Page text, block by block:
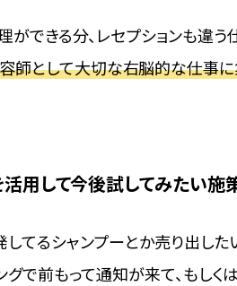
できる分、レセプションも違う
師として大切な右脳的な仕事に
活用して今後試してみたい施
てるシャンプーとか売り出し
で前もって通知が来て、もし